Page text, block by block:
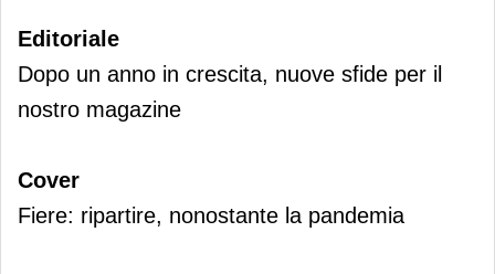
Editoriale
Dopo un anno in crescita, nuove sfide per il
nostro magazine
Cover
Fiere: ripartire, nonostante la pandemia